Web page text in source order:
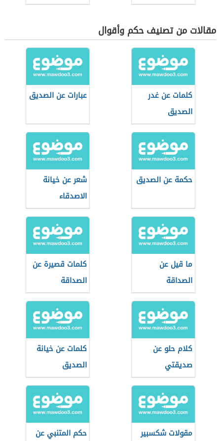
مقالات من تصنيف حكم وأقوال
كلمات عن غدر
الصديق
عبارات عن الصديق
حكمة عن الصديق
شعر عن خيانة
الاصدقاء
ما قيل عن
الصداقة
كلمات قصيرة عن
الصداقة
كلام حلو عن
صديقتي
كلمات عن خيانة
الصديق
مقولات شكسبير
حكم المتنبي عن